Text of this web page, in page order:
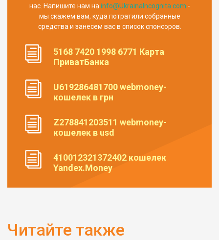
нас. Напишите нам на info@UkrainaIncognita.com -
мы скажем вам, куда потратили собранные
средства и занесем вас в список спонсоров.
5168 7420 1998 6771 Карта
ПриватБанка
U619286481700 webmoney-
кошелек в грн
Z278841203511 webmoney-
кошелек в usd
410012321372402 кошелек
Yandex.Money
Читайте также